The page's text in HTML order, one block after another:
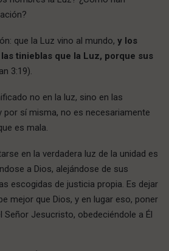
que la Luz vino al mundo, y los
tinieblas que la Luz, porque sus
3:19).
no en la luz, sino en las
por sí misma, no es necesariamente
es mala.
en la verdadera luz de la unidad es
a Dios, alejándose de sus
escogidas de justicia propia. Es dejar
mejor que Dios, y en lugar eso, poner
Señor Jesucristo, obedeciéndole a Él